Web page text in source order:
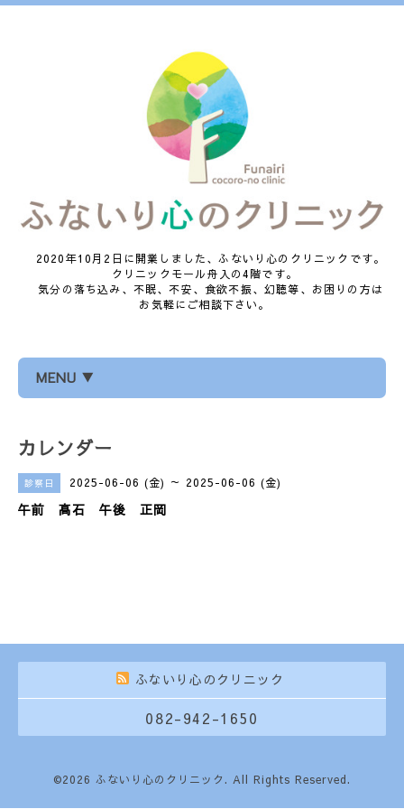
2020年10月2日に開業しました、ふないり心のクリニックです。
クリニックモール舟入の4階です。
気分の落ち込み、不眠、不安、食欲不振、幻聴等、お困りの方は
お気軽にご相談下さい。
MENU ▼
カレンダー
診察日 2025-06-06 (金) ～ 2025-06-06 (金)
午前 高石 午後 正岡
ふないり心のクリニック
082-942-1650
©2026 ふないり心のクリニック. All Rights Reserved.